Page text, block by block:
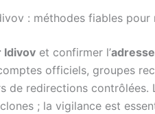
: méthodes fiables
Idivov et confirmer l’
officiels, groupes
de redirections contrôlées.
; la vigilance est